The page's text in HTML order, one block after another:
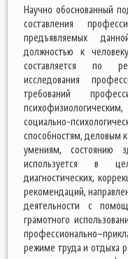
Научно обоснованный
составления
предъявляемых
должностью к
составляется по
исследования
требований
социально-
способностям, деловым
умениям, состоянию
используется в
диагностических,
рекомендаций,
деятельности с
грамотного
режиме труда и отдыха